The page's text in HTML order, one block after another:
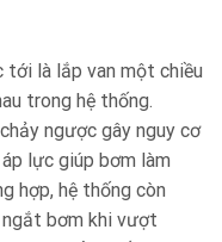
là lắp van một chiều
trong hệ thống.
ngược gây nguy cơ
lực giúp bơm làm
hợp, hệ thống còn
bơm khi vượt